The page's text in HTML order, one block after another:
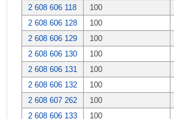
2 608 606 118
100
2 608 606 128
100
2 608 606 129
100
2 608 606 130
100
2 608 606 131
100
2 608 606 132
100
2 608 607 262
100
2 608 606 133
100